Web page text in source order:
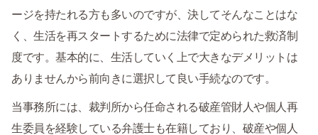
ージを持たれる方も多いのですが、決してそんなことはな
く、生活を再スタートするために法律で定められた救済制
度です。基本的に、生活していく上で大きなデメリットは
ありませんから前向きに選択して良い手続なのです。
当事務所には、裁判所から任命される破産管財人や個人再
生委員を経験している弁護士も在籍しており、破産や個人